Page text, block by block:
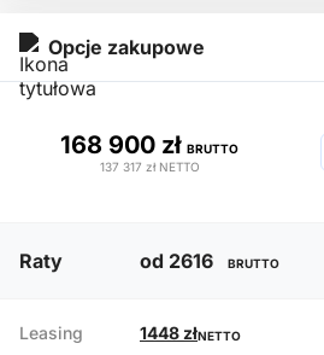
Opcje zakupowe
168 900 zł BRUTTO
137 317 zł NETTO
Raty od 2616 BRUTTO
Leasing 1448 złNETTO